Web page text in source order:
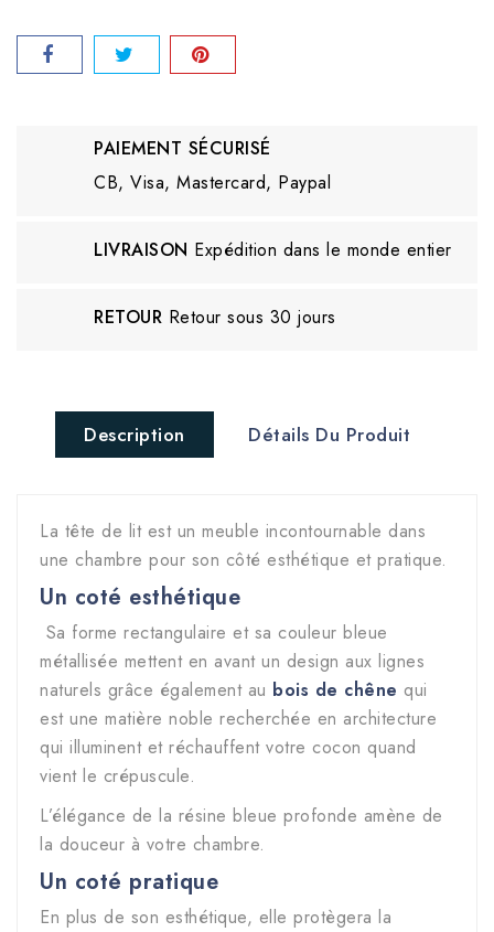
PAIEMENT SÉCURISÉ
CB, Visa, Mastercard, Paypal
LIVRAISON Expédition dans le monde entier
RETOUR Retour sous 30 jours
Description Détails Du Produit
La tête de litest un meuble incontournable dans
une chambre pour son côté esthétique et pratique.
Un coté esthétique
Sa forme rectangulaire et sa couleur bleue
métallisée mettent en avant un design aux lignes
naturels grâce également au bois de chêne qui
est une matière noble recherchée en architecture
qui illuminent et réchauffent votre cocon quand
vient le crépuscule.
L’élégance de la résine bleue profonde amène de
la douceur à votre chambre.
Un coté pratique
En plus de son esthétique, elle protègera la